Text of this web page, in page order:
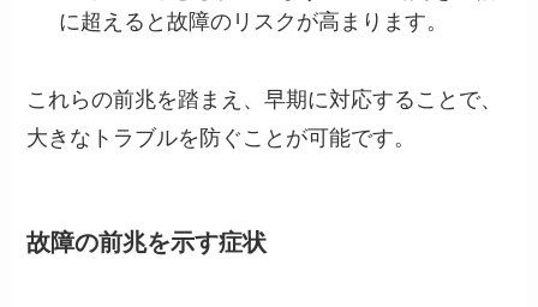
に超えると故障のリスクが高まります。
これらの前兆を踏まえ、早期に対応することで、
大きなトラブルを防ぐことが可能です。
故障の前兆を示す症状